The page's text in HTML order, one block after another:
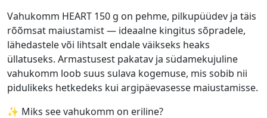
Vahukomm HEART 150 g on pehme, pilkupüüdev ja täis
rõõmsat maiustamist — ideaalne kingitus sõpradele,
lähedastele või lihtsalt endale väikseks heaks
üllatuseks. Armastusest pakatav ja südamekujuline
vahukomm loob suus sulava kogemuse, mis sobib nii
pidulikeks hetkedeks kui argipäevasesse maiustamisse.
✨ Miks see vahukomm on eriline?